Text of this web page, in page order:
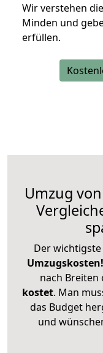
Wir verstehen
Minden und
erfüllen.
Umzug
Der
Umzugskosten!
nach Breiten
kostet. Man
das Budget
und